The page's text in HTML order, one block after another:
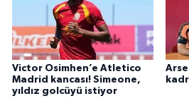
Victor Osimhen’e Atletico
Madrid kancası! Simeone,
yıldız golcüyü istiyor